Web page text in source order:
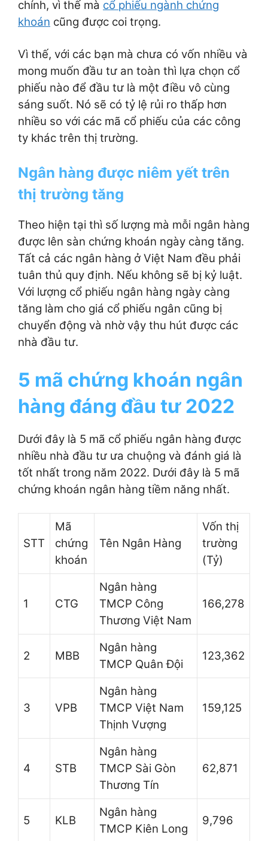
chính, vì thế mà cổ phiếu ngành chứng
khoán cũng được coi trọng.
Vì thế, với các bạn mà chưa có vốn nhiều và
mong muốn đầu tư an toàn thì lựa chọn cổ
phiếu nào để đầu tư là một điều vô cùng
sáng suốt. Nó sẽ có tỷ lệ rủi ro thấp hơn
nhiều so với các mã cổ phiếu của các công
ty khác trên thị trường.
Ngân hàng được niêm yết trên
thị trường tăng
Theo hiện tại thì số lượng mà mỗi ngân hàng
được lên sàn chứng khoán ngày càng tăng.
Tất cả các ngân hàng ở Việt Nam đều phải
tuân thủ quy định. Nếu không sẽ bị kỷ luật.
Với lượng cổ phiếu ngân hàng ngày càng
tăng làm cho giá cổ phiếu ngân cũng bị
chuyển động và nhờ vậy thu hút được các
nhà đầu tư.
5 mã chứng khoán ngân
hàng đáng đầu tư 2022
Dưới đây là 5 mã cổ phiếu ngân hàng được
nhiều nhà đầu tư ưa chuộng và đánh giá là
tốt nhất trong năm 2022. Dưới đây là 5 mã
chứng khoán ngân hàng tiềm năng nhất.
STT
Mã
chứng
khoán
Tên Ngân Hàng
Vốn thị
trường
(Tỷ)
1 CTG
Ngân hàng
TMCP Công
Thương Việt Nam
166,278
2 MBB
Ngân hàng
TMCP Quân Đội
123,362
3 VPB
Ngân hàng
TMCP Việt Nam
Thịnh Vượng
159,125
4 STB
Ngân hàng
TMCP Sài Gòn
Thương Tín
62,871
5 KLB
Ngân hàng
TMCP Kiên Long
9,796